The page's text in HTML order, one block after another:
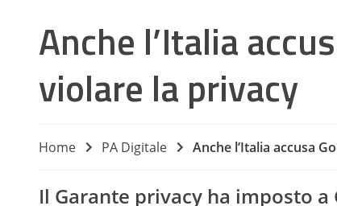
Anche l’Italia
violare la privacy
Home PA Digitale Anche l’Italia accusa
Il Garante privacy ha imposto